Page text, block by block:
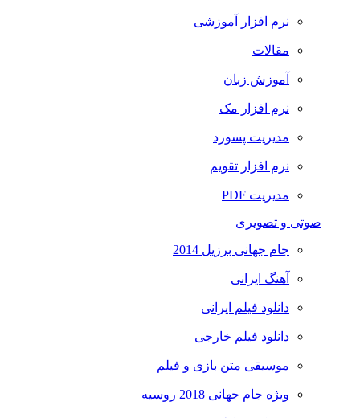
نرم افزار آموزشی
مقالات
آموزش زبان
نرم افزار مک
مدیریت پسورد
نرم افزار تقویم
مدیریت PDF
صوتی و تصویری
جام جهانی برزیل 2014
آهنگ ایرانی
دانلود فیلم ایرانی
دانلود فیلم خارجی
موسیقی متن بازی و فیلم
ویژه جام جهانی 2018 روسیه